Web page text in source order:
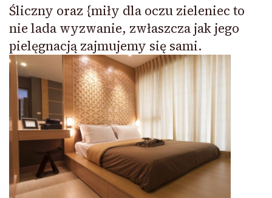
Śliczny oraz {miły dla oczu zieleniec to
nie lada wyzwanie, zwłaszcza jak jego
pielęgnacją zajmujemy się sami.